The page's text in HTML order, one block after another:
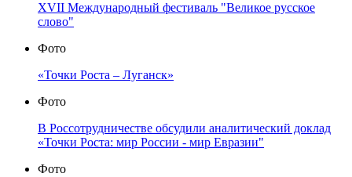
XVII Международный фестиваль "Великое русское
слово"
Фото
«Точки Роста – Луганск»
Фото
В Россотрудничестве обсудили аналитический доклад
«Точки Роста: мир России - мир Евразии"
Фото